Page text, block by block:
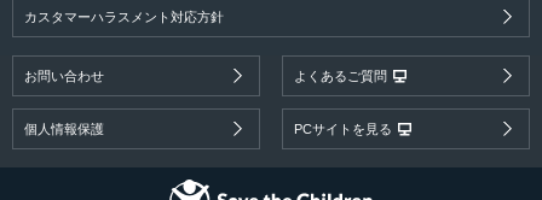
カスタマーハラスメント対応方針
お問い合わせ よくあるご質問
個人情報保護 PCサイトを見る